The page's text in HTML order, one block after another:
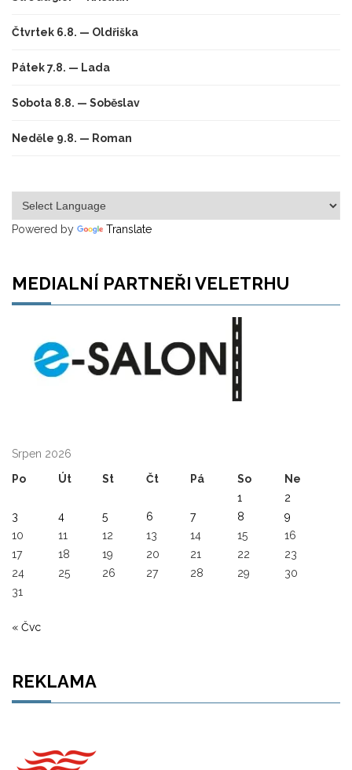
Čtvrtek 6.8. — Oldřiška
Pátek 7.8. — Lada
Sobota 8.8. — Soběslav
Neděle 9.8. — Roman
Powered by Translate
MEDIALNÍ PARTNEŘI VELETRHU
Srpen 2026
Po
Út St Čt Pá So
Ne
1
2
3
4 5 6 7 8
9
10
11 12 13 14 15
16
17
18 19 20 21 22
23
24
25 26 27 28 29
30
31
« Čvc
REKLAMA